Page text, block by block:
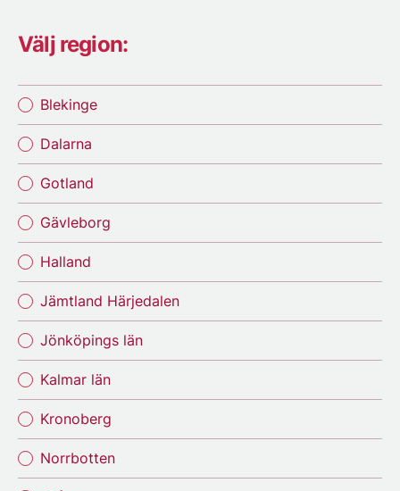
Välj region:
Blekinge
Dalarna
Gotland
Gävleborg
Halland
Jämtland Härjedalen
Jönköpings län
Kalmar län
Kronoberg
Norrbotten